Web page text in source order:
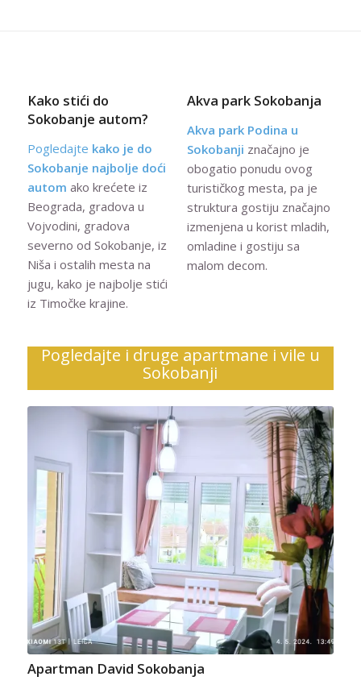
Kako stići do
Sokobanje autom?
Pogledajte kako je do
Sokobanje najbolje doći
autom ako krećete iz
Beograda, gradova u
Vojvodini, gradova
severno od Sokobanje, iz
Niša i ostalih mesta na
jugu, kako je najbolje stići
iz Timočke krajine.
Akva park Sokobanja
Akva park Podina u
Sokobanji značajno je
obogatio ponudu ovog
turističkog mesta, pa je
struktura gostiju značajno
izmenjena u korist mladih,
omladine i gostiju sa
malom decom.
Pogledajte i druge apartmane i vile u
Sokobanji
Apartman David Sokobanja